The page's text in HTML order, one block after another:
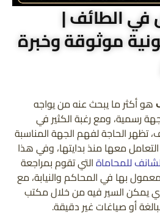
الطائف |
موثوقة وخبرة
هو أكثر ما يبحث عنه من يواجه
رسمية، ومع رغبة الكثير في
تظهر الحاجة لفهم الجهة المناسبة
معها منذ بدايتها، وفي هذا
للمحاماةالتي تقوم بمراجعة
بها في المحاكم والنيابة، مع
يمكن السير فيه من خلال مكتب
أو صياغات غير دقيقة.